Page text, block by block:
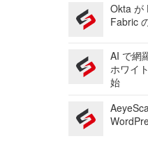
Okta が
Fabric
AI で網
ホワイ
始